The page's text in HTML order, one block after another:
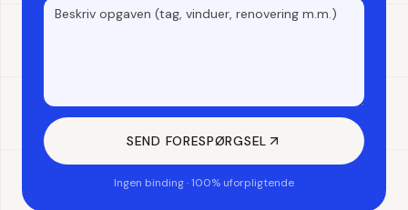
SEND FORESPØRGSEL
Ingen binding · 100% uforpligtende